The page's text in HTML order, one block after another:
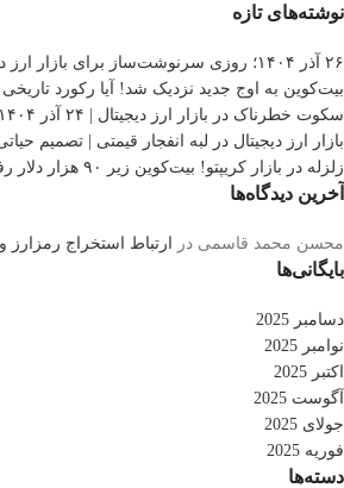
نوشته‌های تازه
۲۶ آذر ۱۴۰۴؛ روزی سرنوشت‌ساز برای بازار ارز دیجیتال | از بیت‌کوین تا ریپل
بیت‌کوین به اوج جدید نزدیک شد! آیا رکورد
سکوت خطرناک در بازار ارز دیجیتال | ۲۴ آذر ۱۴۰۴
بازار ارز دیجیتال در لبه انفجار قیمتی | تصمیم
زلزله در بازار کریپتو! بیت‌کوین زیر ۹۰ هزار دلار رفت | ۲۱ آذر ۱۴۰۴
آخرین دیدگاه‌ها
محسن محمد قاسمی در ارتباط استخراج
بایگانی‌ها
دسامبر 2025
نوامبر 2025
اکتبر 2025
آگوست 2025
جولای 2025
فوریه 2025
دسته‌ها